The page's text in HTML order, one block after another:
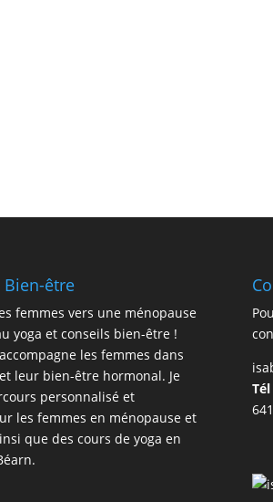
être
femmes vers une ménopause
yoga et conseils bien-être !
les femmes dans
leur bien-être hormonal. Je
personnalisé et
les femmes en ménopause et
que des cours de yoga en